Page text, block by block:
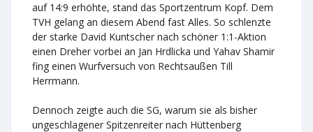
auf 14:9 erhöhte, stand das Sportzentrum Kopf. Dem
TVH gelang an diesem Abend fast Alles. So schlenzte
der starke David Kuntscher nach schöner 1:1-Aktion
einen Dreher vorbei an Jan Hrdlicka und Yahav Shamir
fing einen Wurfversuch von Rechtsaußen Till
Herrmann.
Dennoch zeigte auch die SG, warum sie als bisher
ungeschlagener Spitzenreiter nach Hüttenberg